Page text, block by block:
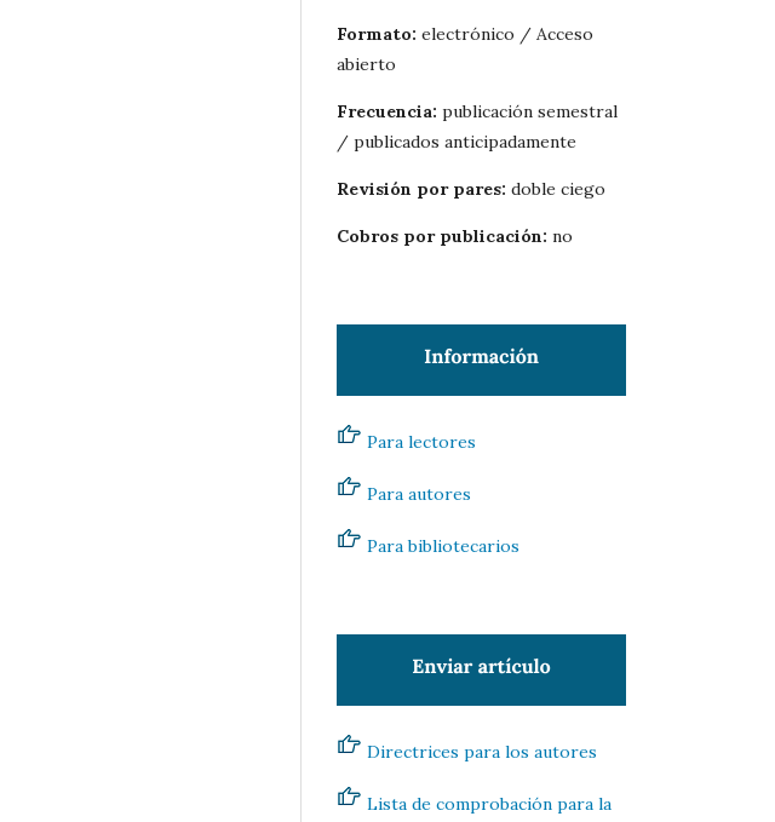
Formato: electrónico / Acceso
abierto
Frecuencia: publicación semestral
/ publicados anticipadamente
Revisión por pares: doble ciego
Cobros por publicación: no
Para lectores
Para autores
Para bibliotecarios
Directrices para los autores
Lista de comprobación para la